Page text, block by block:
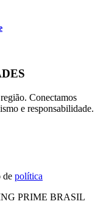
Conectamos
e responsabilidade.
de política
PRIME BRASIL